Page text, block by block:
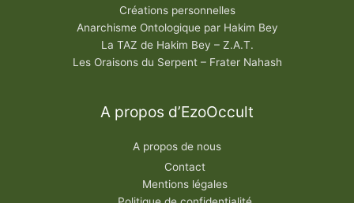
Créations personnelles
Anarchisme Ontologique par Hakim Bey
La TAZ de Hakim Bey – Z.A.T.
Les Oraisons du Serpent – Frater Nahash
A propos d’EzoOccult
A propos de nous
Contact
Mentions légales